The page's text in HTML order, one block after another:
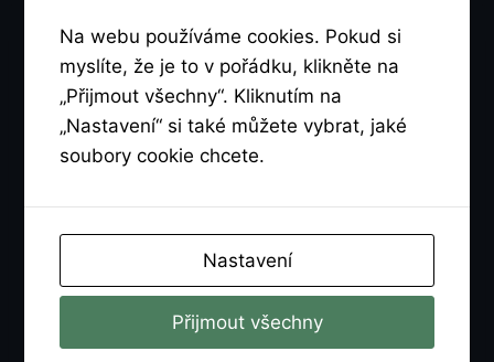
Na webu používáme cookies. Pokud si
myslíte, že je to v pořádku, klikněte na
„Přijmout všechny“. Kliknutím na
„Nastavení“ si také můžete vybrat, jaké
soubory cookie chcete.
Nastavení
Přijmout všechny